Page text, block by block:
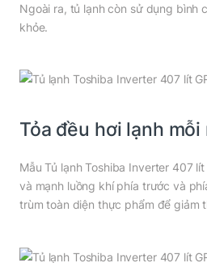
Ngoài ra, tủ lạnh còn sử dụng bình
khỏe.
Tỏa đều hơi lạnh
Mẫu Tủ lạnh Toshiba Inverter 407
và mạnh luồng khí phía trước và
trùm toàn diện thực phẩm để giảm